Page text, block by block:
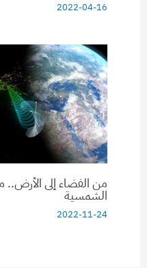
2022-04-16
من الفضاء إلى
الشمسية
2022-11-24